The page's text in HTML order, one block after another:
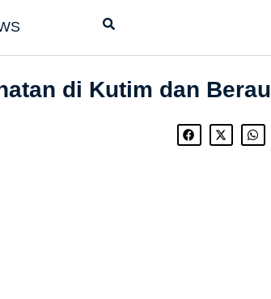
di Kutim dan Berau